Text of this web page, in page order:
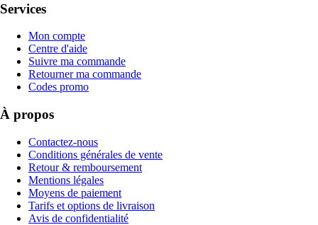
Services
Mon compte
Centre d'aide
Suivre ma commande
Retourner ma commande
Codes promo
À propos
Contactez-nous
Conditions générales de vente
Retour & remboursement
Mentions légales
Moyens de paiement
Tarifs et options de livraison
Avis de confidentialité